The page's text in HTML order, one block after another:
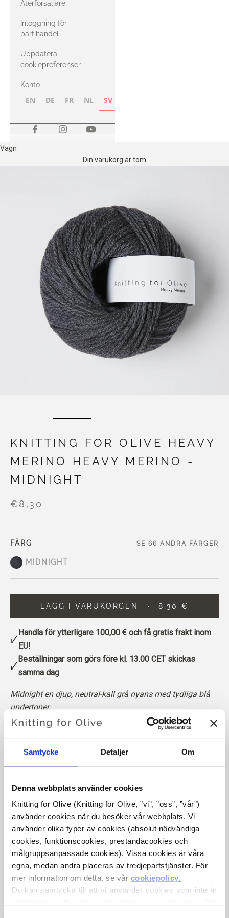
Samtycke Detaljer Om
Denna webbplats använder cookies
Knitting for Olive (Knitting for Olive, ”vi”, ”oss”, ”vår”)
använder cookies när du besöker vår webbplats. Vi
använder olika typer av cookies (absolut nödvändiga
cookies, funktionscookies, prestandacookies och
målgruppsanpassade cookies). Vissa cookies är våra
egna, medan andra placeras av tredjepartstjänster. För
mer information om detta, se vår cookiepolicy.
Du kan samtycka till att vi använder cookies som inte är
med Heavy
Merino
Återförsäljare
Inloggning för
partihandel
Uppdatera
cookiepreferenser
Konto
EN DE FR NL SV
Vagn
Din varukorg är tom
KNITTING FOR OLIVE HEAVY
MERINO HEAVY MERINO -
MIDNIGHT
€8,30
FÄRG
MIDNIGHT
SE 66 ANDRA FÄRGER
LÄGG I VARUKORGEN 8,30 €
Handla för ytterligare 100,00 €och få gratis frakt inom
EU!
Beställningar som görs före kl. 13.00 CET skickas
samma dag
Midnight en djup, neutral-kall grå nyans med tydliga blå
undertoner.
Den tenderar mot ett djupt, dämpat navy blue, men
uppfattas ändå som grå med ett mjukt, återhållsamt
utseende.
Färg säsong: Äkta vinter
Passar även bra till: Ljus vinter och Mörk vinter
Knitting for Olive Heavy Merino består av 100% merinoull.
Garnet har en vacker och naturlig struktur. Det är ett mjukt
och läckert garn, något mindre fint än vår tunna Merino.
Vår merinoull kommer från får som fötts upp i Nya
Zeeland, där mulesing inte förekommer. Ullen kan spåras
direkt tillbaka till den gård den kommer från. På så sätt vet